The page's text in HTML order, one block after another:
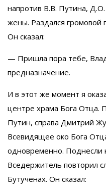
напротив В.В. Путина,
жены. Раздался громовой
Он сказал:
— Пришла пора тебе,
предназначение.
И в этот же момент я
центре храма Бога Отца.
Путин, справа Дмитрий
Всевидящее око Бога
одновременно. Поднесли
Вседержитель повторил
Бутученах. Он сказал: